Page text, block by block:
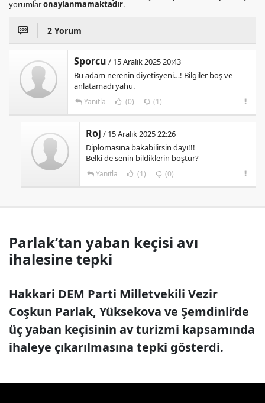
yorumlaronaylanmamaktadır.
2 Yorum
Sporcu / 15 Aralık 2025 20:43
Bu adam nerenin diyetisyeni…! Bilgiler boş ve
anlatamadı yahu.
Yanıtla (0) (1)
Roj / 15 Aralık 2025 22:26
Diplomasına bakabilirsin dayı!!!
Belki de senin bildiklerin boştur?
Yanıtla (1) (0)
Parlak’tan yaban keçisi avı
ihalesine tepki
Hakkari DEM Parti Milletvekili Vezir
Coşkun Parlak, Yüksekova ve Şemdinli’de
üç yaban keçisinin av turizmi kapsamında
ihaleye çıkarılmasına tepki gösterdi.